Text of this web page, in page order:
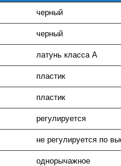
черный
черный
латунь класса А
пластик
пластик
регулируется
не регулируется по
однорычажное